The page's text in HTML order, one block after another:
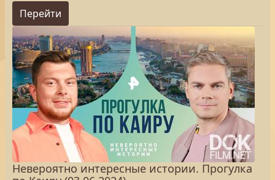
Перейти
Невероятно интересные истории. Прогулка